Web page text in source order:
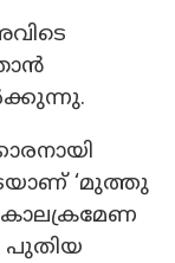
‘മുത്തു
കാലക്രമേണ
പുതിയ